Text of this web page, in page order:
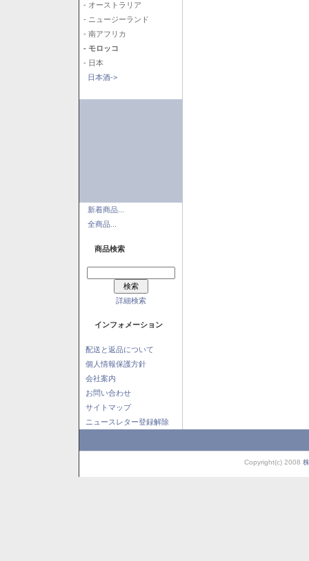
- オーストラリア
- ニュージーランド
- 南アフリカ
- モロッコ
- 日本
日本酒->
新着商品...
全商品...
商品検索
詳細検索
インフォメーション
配送と返品について
個人情報保護方針
会社案内
お問い合わせ
サイトマップ
ニュースレター登録解除
Copyright(c) 2008